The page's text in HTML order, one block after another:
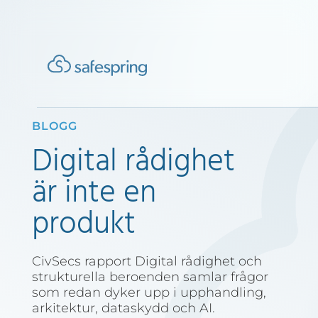
BLOGG
Digital rådighet
är inte en
produkt
CivSecs rapport Digital rådighet och
strukturella beroenden samlar frågor
som redan dyker upp i upphandling,
arkitektur, dataskydd och AI.